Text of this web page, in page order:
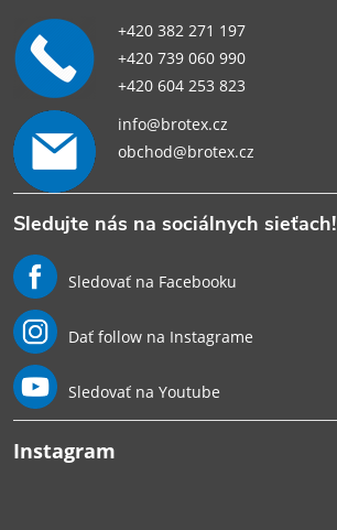
+420 382 271 197
+420 739 060 990
+420 604 253 823
info@brotex.cz
obchod@brotex.cz
Sledujte nás na sociálnych sieťach!
Sledovať na Facebooku
Dať follow na Instagrame
Sledovať na Youtube
Instagram